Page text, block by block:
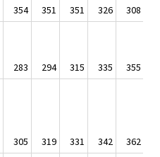
354 351 351 326 308
283 294 315 335 355
305 319 331 342 362